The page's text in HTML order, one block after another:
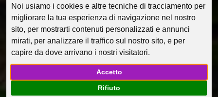
Noi usiamo i cookies e altre tecniche di tracciamento per
migliorare la tua esperienza di navigazione nel nostro
sito, per mostrarti contenuti personalizzati e annunci
mirati, per analizzare il traffico sul nostro sito, e per
capire da dove arrivano i nostri visitatori.
Accetto
Rifiuto
ALESSIA – L’INTERVISTA
21 Set 2014 Protagonisti Riccobono